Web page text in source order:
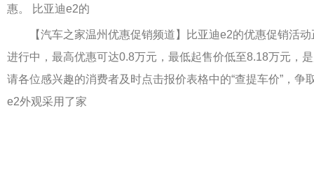
惠。 比亚迪e2的
【汽车之家温州优惠促销频道】比亚迪e2的优惠促销活动
进行中，最高优惠可达0.8万元，最低起售价低至8.18万元，
请各位感兴趣的消费者及时点击报价表格中的“查提车价”，争
e2外观采用了家